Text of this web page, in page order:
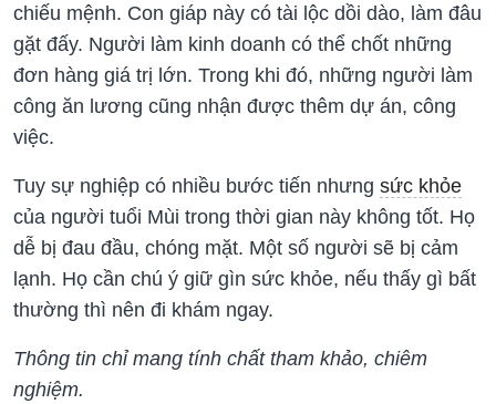
chiếu mệnh. Con giáp này có tài lộc dồi dào, làm đâu
gặt đấy. Người làm kinh doanh có thể chốt những
đơn hàng giá trị lớn. Trong khi đó, những người làm
công ăn lương cũng nhận được thêm dự án, công
việc.
Tuy sự nghiệp có nhiều bước tiến nhưng sức khỏe
của người tuổi Mùi trong thời gian này không tốt. Họ
dễ bị đau đầu, chóng mặt. Một số người sẽ bị cảm
lạnh. Họ cần chú ý giữ gìn sức khỏe, nếu thấy gì bất
thường thì nên đi khám ngay.
Thông tin chỉ mang tính chất tham khảo, chiêm
nghiệm.